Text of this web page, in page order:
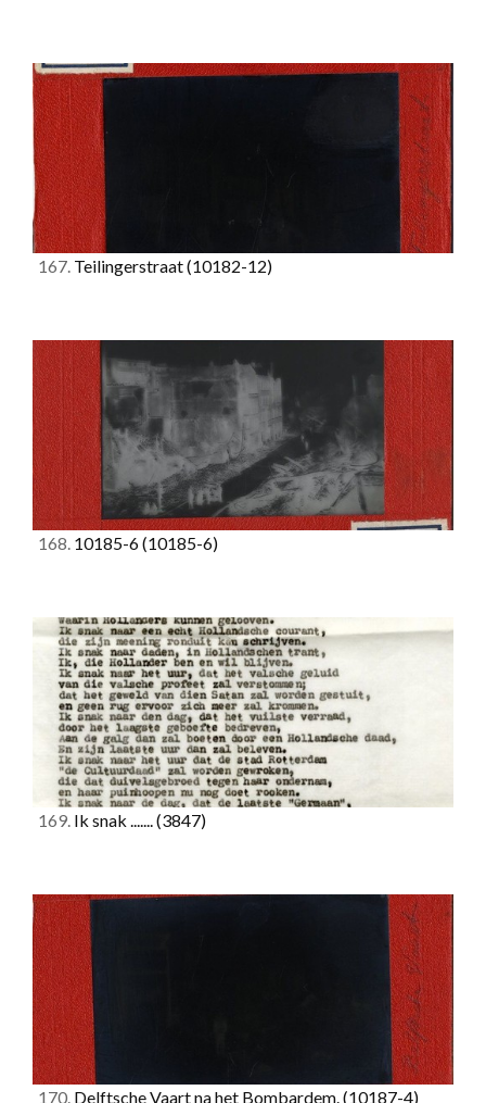
167. Teilingerstraat(10182-12)
168. 10185-6(10185-6)
169. Ik snak .......(3847)
170. Delftsche Vaart na het Bombardem.(10187-4)